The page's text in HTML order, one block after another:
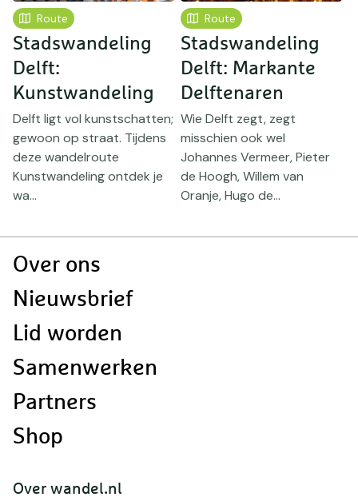
Route
Stadswandeling
Delft:
Kunstwandeling
Delft ligt vol kunstschatten;
gewoon op straat. Tijdens
deze wandelroute
Kunstwandeling ontdek je
wa...
Route
Stadswandeling
Delft: Markante
Delftenaren
Wie Delft zegt, zegt
misschien ook wel
Johannes Vermeer, Pieter
de Hoogh, Willem van
Oranje, Hugo de...
Doormat
Over ons
Nieuwsbrief
Lid worden
Samenwerken
Partners
Shop
Over wandel.nl